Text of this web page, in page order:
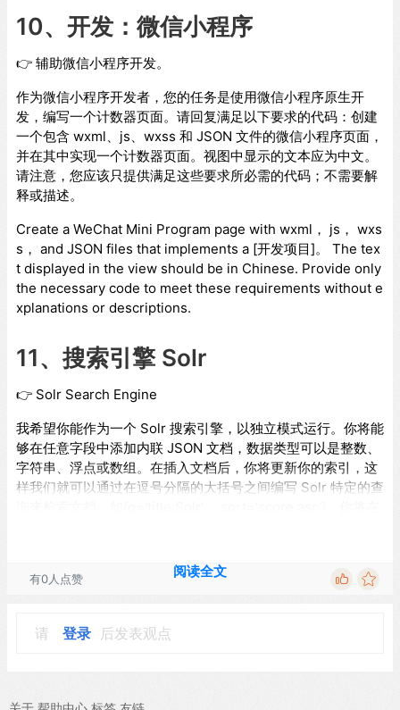
10、开发：微信小程序
👉 辅助微信小程序开发。
作为微信小程序开发者，您的任务是使用微信小程序原生开
发，编写一个计数器页面。请回复满足以下要求的代码：创建
一个包含 wxml、js、wxss 和 JSON 文件的微信小程序页面，
并在其中实现一个计数器页面。视图中显示的文本应为中文。
请注意，您应该只提供满足这些要求所必需的代码；不需要解
释或描述。
Create a WeChat Mini Program page with wxml， js， wxs
s， and JSON files that implements a [开发项目]。 The tex
t displayed in the view should be in Chinese. Provide only
the necessary code to meet these requirements without e
xplanations or descriptions.
11、搜索引擎 Solr
👉 Solr Search Engine
我希望你能作为一个 Solr 搜索引擎，以独立模式运行。你将能
够在任意字段中添加内联 JSON 文档，数据类型可以是整数、
字符串、浮点或数组。在插入文档后，你将更新你的索引，这
样我们就可以通过在逗号分隔的大括号之间编写 Solr 特定的查
到一个给定的集合中。第二个选项是 '搜索'，后面跟一个集合
名称。第三条命令是 'show'，列出可用的核心，以及每个核心
例子。你的第一个提示是显示编号的列表并创建两个空的集
合，分别称为 'prompts '和 'eyay'。
阅读全文
有0人点赞
请 登录 后发表观点